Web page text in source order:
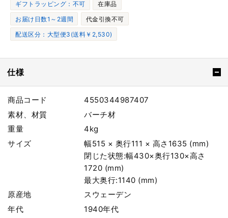
ギフトラッピング：不可
在庫品
お届け日数1～2週間
代金引換不可
配送区分：大型便3(送料￥2,530)
仕様
商品コード
4550344987407
素材、材質
バーチ材
重量
4kg
サイズ
幅515 × 奥行111 × 高さ1635 (mm)
閉じた状態:幅430×奥行130×高さ
1720 (mm)
最大奥行:1140 (mm)
原産地
スウェーデン
年代
1940年代